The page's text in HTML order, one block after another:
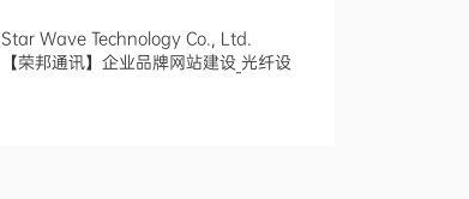
Star Wave Technology Co., Ltd.
【荣邦通讯】企业品牌网站建设_光纤设